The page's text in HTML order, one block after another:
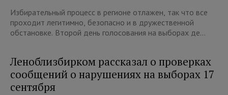
Избирательный процесс в регионе отлажен, так что все
проходит легитимно, безопасно и в дружественной
обстановке. Второй день голосования на выборах де...
Леноблизбирком рассказал о проверках
сообщений о нарушениях на выборах 17
сентября